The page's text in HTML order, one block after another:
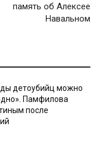
память об Алексее
Навальном
детоубийц можно
Памфилова
после